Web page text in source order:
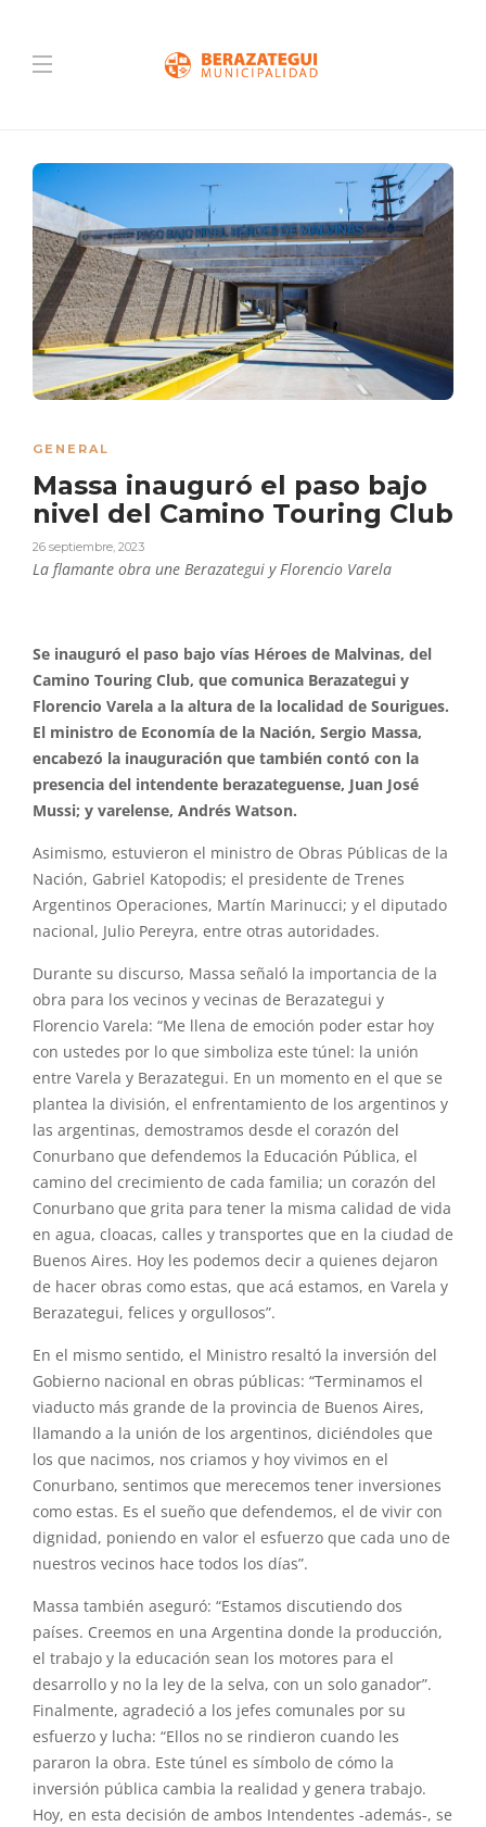
GENERAL
Massa inauguró el paso bajo
nivel del Camino Touring Club
26 septiembre, 2023
La flamante obra une Berazategui y Florencio Varela
Se inauguró el paso bajo vías Héroes de Malvinas, del
Camino Touring Club, que comunica Berazategui y
Florencio Varela a la altura de la localidad de Sourigues.
El ministro de Economía de la Nación, Sergio Massa,
encabezó la inauguración que también contó con la
presencia del intendente berazateguense, Juan José
Mussi; y varelense, Andrés Watson.
Asimismo, estuvieron el ministro de Obras Públicas de la
Nación, Gabriel Katopodis; el presidente de Trenes
Argentinos Operaciones, Martín Marinucci; y el diputado
nacional, Julio Pereyra, entre otras autoridades.
Durante su discurso, Massa señaló la importancia de la
obra para los vecinos y vecinas de Berazategui y
Florencio Varela: “Me llena de emoción poder estar hoy
con ustedes por lo que simboliza este túnel: la unión
entre Varela y Berazategui. En un momento en el que se
plantea la división, el enfrentamiento de los argentinos y
las argentinas, demostramos desde el corazón del
Conurbano que defendemos la Educación Pública, el
camino del crecimiento de cada familia; un corazón del
Conurbano que grita para tener la misma calidad de vida
en agua, cloacas, calles y transportes que en la ciudad de
Buenos Aires. Hoy les podemos decir a quienes dejaron
de hacer obras como estas, que acá estamos, en Varela y
Berazategui, felices y orgullosos”.
En el mismo sentido, el Ministro resaltó la inversión del
Gobierno nacional en obras públicas: “Terminamos el
viaducto más grande de la provincia de Buenos Aires,
llamando a la unión de los argentinos, diciéndoles que
los que nacimos, nos criamos y hoy vivimos en el
Conurbano, sentimos que merecemos tener inversiones
como estas. Es el sueño que defendemos, el de vivir con
dignidad, poniendo en valor el esfuerzo que cada uno de
nuestros vecinos hace todos los días”.
Massa también aseguró: “Estamos discutiendo dos
países. Creemos en una Argentina donde la producción,
el trabajo y la educación sean los motores para el
desarrollo y no la ley de la selva, con un solo ganador”.
Finalmente, agradeció a los jefes comunales por su
esfuerzo y lucha: “Ellos no se rindieron cuando les
pararon la obra. Este túnel es símbolo de cómo la
inversión pública cambia la realidad y genera trabajo.
Hoy, en esta decisión de ambos Intendentes -además-, se